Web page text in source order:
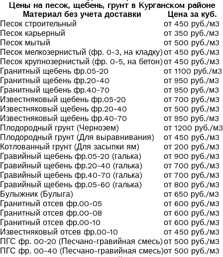
Цены на песок, щебень, грунт в Курганском районе
Материал без учета доставки
Цена за куб.
Песок строительный
от 450 руб./м3
Песок карьерный
от 350 руб./м3
Песок мытый
от 500 руб./м3
Песок мелкозернистый (фр. 0-3, на кладку)от 450 руб./м3
Песок крупнозернистый (фр. 0-5, на бетон)от 450 руб./м3
Гранитный щебень фр.05-20
от 1100 руб./м3
Гранитный щебень фр.20-40
от 950 руб./м3
Гранитный щебень фр.40-70
от 950 руб./м3
Известняковый щебень фр.05-20
от 700 руб./м3
Известняковый щебень фр.20-40
от 500 руб./м3
Известняковый щебень фр.40-70
от 950 руб./м3
Плодородный грунт (Чернозем)
от 1200 руб./м3
Плодородный грунт (Для выравнивания)
от 450 руб./м3
Котлованный грунт (Для засыпки ям)
от 200 руб./м3
Гравийный щебень фр.05-20 (галька)
от 900 руб./м3
Гравийный щебень фр.20-40 (галька)
от 700 руб./м3
Гравийный щебень фр.40-70 (галька)
от 700 руб./м3
Гравийный щебень фр.05-60 (галька)
от 800 руб./м3
Булыжник (Булыга)
от 650 руб./м3
Гранитный отсев фр.00-05
от 600 руб./м3
Гранитный отсев фр.00-08
от 600 руб./м3
Гранитный отсев фр.00-10
от 600 руб./м3
Известняковый отсев фр.00-10
от 450 руб./м3
ПГС фр. 00-20 (Песчано-гравийная смесь)от 500 руб./м3
ПГС фр. 00-40 (Песчано-гравийная смесь)от 500 руб./м3